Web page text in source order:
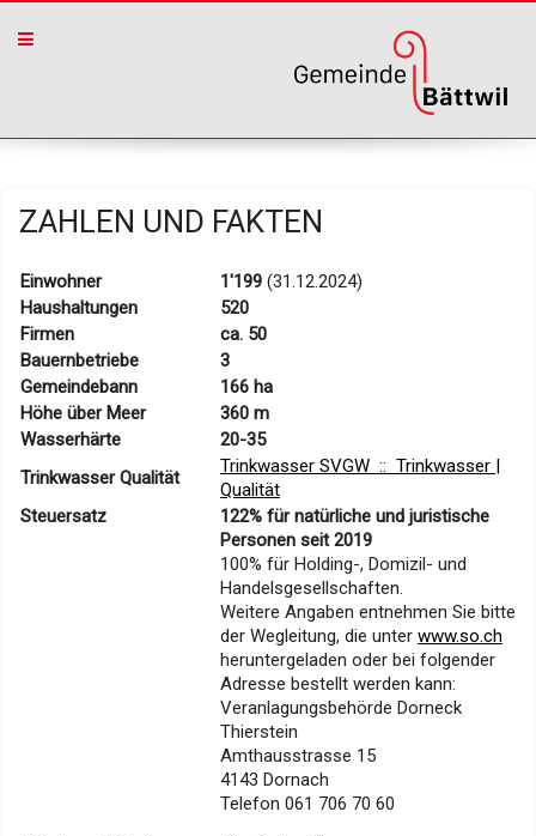
ZAHLEN UND FAKTEN
Einwohner 1'199 (31.12.2024)
Haushaltungen
520
Firmen
ca. 50
Bauernbetriebe
3
Gemeindebann
166 ha
Höhe über Meer
360 m
Wasserhärte
20-35
Trinkwasser Qualität
Trinkwasser SVGW :: Trinkwasser |
Qualität
Steuersatz
122% für natürliche und juristische
Personen seit 2019
100% für Holding-, Domizil- und
Handelsgesellschaften.
Weitere Angaben entnehmen Sie bitte
der Wegleitung, die unter www.so.ch
heruntergeladen oder bei folgender
Adresse bestellt werden kann:
Veranlagungsbehörde Dorneck
Thierstein
Amthausstrasse 15
4143 Dornach
Telefon 061 706 70 60